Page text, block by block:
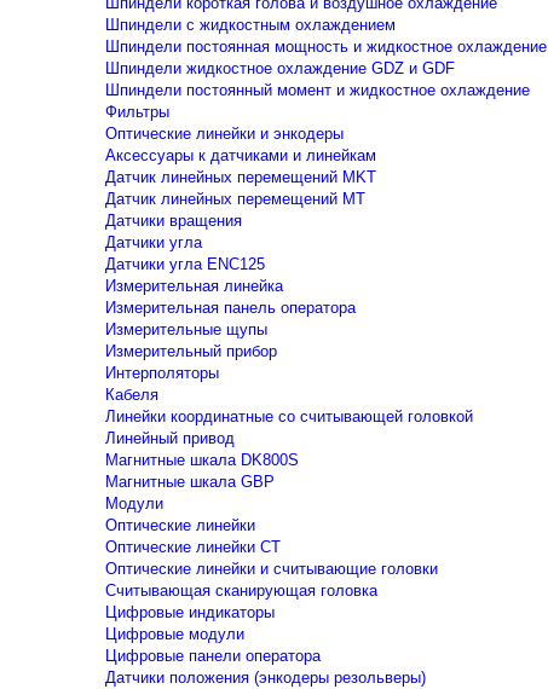
Шпиндели с жидкостным охлаждением
Шпиндели постоянная мощность и жидкостное охлаждение
Шпиндели жидкостное охлаждение GDZ и GDF
Шпиндели постоянный момент и жидкостное охлаждение
Фильтры
Оптические линейки и энкодеры
Аксессуары к датчиками и линейкам
Датчик линейных перемещений MKT
Датчик линейных перемещений MT
Датчики вращения
Датчики угла
Датчики угла ENC125
Измерительная линейка
Измерительная панель оператора
Измерительные щупы
Измерительный прибор
Интерполяторы
Кабеля
Линейки координатные со считывающей головкой
Линейный привод
Магнитные шкала DK800S
Магнитные шкала GBP
Модули
Оптические линейки
Оптические линейки CT
Оптические линейки и считывающие головки
Считывающая сканирующая головка
Цифровые индикаторы
Цифровые модули
Цифровые панели оператора
Датчики положения (энкодеры резольверы)